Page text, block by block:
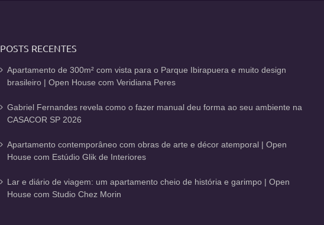
POSTS RECENTES
Apartamento de 300m² com vista para o Parque Ibirapuera e muito design
brasileiro | Open House com Veridiana Peres
Gabriel Fernandes revela como o fazer manual deu forma ao seu ambiente na
CASACOR SP 2026
Apartamento contemporâneo com obras de arte e décor atemporal | Open
House com Estúdio Glik de Interiores
Lar e diário de viagem: um apartamento cheio de história e garimpo | Open
House com Studio Chez Morin